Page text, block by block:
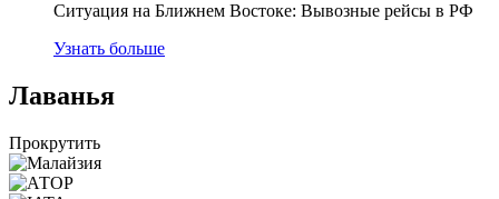
Ситуация на Ближнем Востоке: Вывозные рейсы в РФ
Узнать больше
Лаванья
Прокрутить